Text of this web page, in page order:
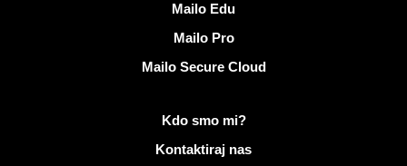
Mailo Edu
Mailo Pro
Mailo Secure Cloud
Več informacij o MailoKdo smo mi?
Kontaktiraj nas